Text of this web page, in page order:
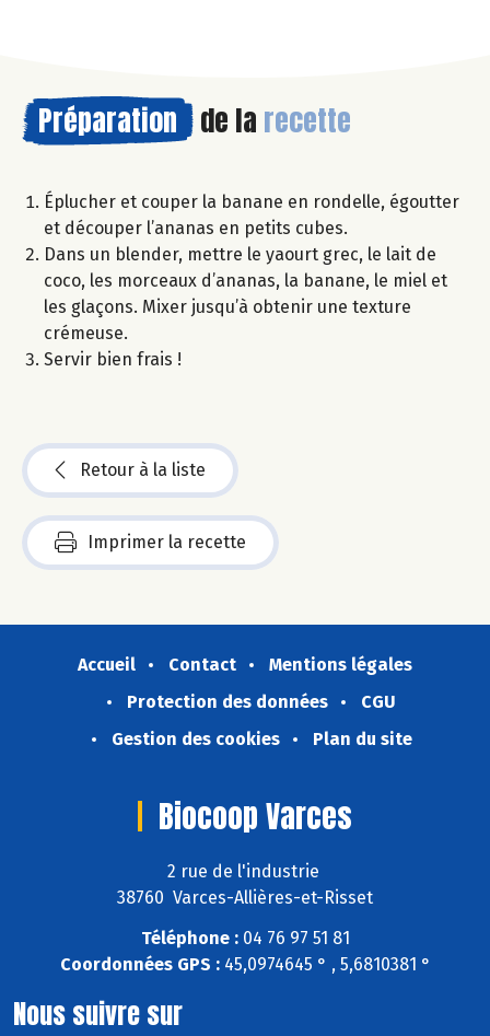
Préparation de la recette
Éplucher et couper la banane en rondelle, égoutter
et découper l’ananas en petits cubes.
Dans un blender, mettre le yaourt grec, le lait de
coco, les morceaux d’ananas, la banane, le miel et
les glaçons. Mixer jusqu’à obtenir une texture
crémeuse.
Servir bien frais !
Retour à la liste
Imprimer la recette
Accueil Contact
Mentions légales
Protection des données
CGU
Gestion des cookies
Plan du site
Biocoop Varces
2 rue de l'industrie
38760 Varces-Allières-et-Risset
Téléphone :04 76 97 51 81
Coordonnées GPS :45,0974645 ° , 5,6810381 °
Nous suivre sur